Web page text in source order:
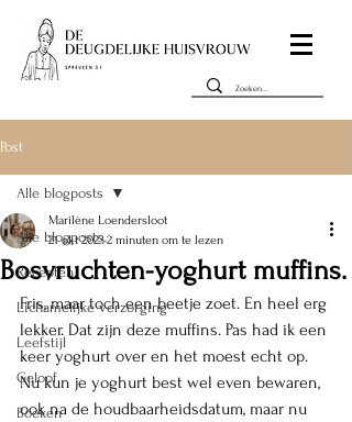
Post
Alle blogposts
Recepten
Lichamelijke verzorging
Leefstijl
Geloof
Boeken
Alle blogposts
Bosvruchten-yoghurt muffins.
Marilène Loendersloot
21 okt 20232 minuten om te lezen
Fris, maar toch een beetje zoet. En heel erg
lekker. Dat zijn deze muffins. Pas had ik een
keer yoghurt over en het moest echt op.
Nu kun je yoghurt best wel even bewaren,
ook na de houdbaarheidsdatum, maar nu